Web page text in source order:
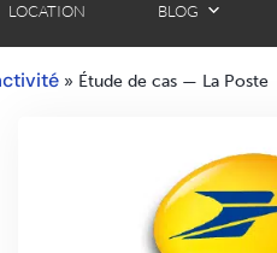
LOCATION BLOG
» Étude de cas — La Poste